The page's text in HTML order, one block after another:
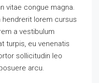
vitae congue magna.
hendrerit lorem cursus
a vestibulum
turpis, eu venenatis
sollicitudin leo
arcu.